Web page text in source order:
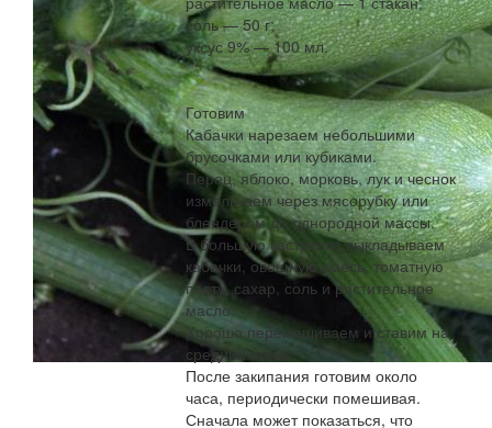
соль — 50 г;
уксус 9% — 100 мл.
Готовим
Кабачки нарезаем небольшими
брусочками или кубиками.
Перец, яблоко, морковь, лук и чеснок
измельчаем через мясорубку или
блендером до однородной массы.
В большую кастрюлю выкладываем
кабачки, овощную смесь, томатную
пасту, сахар, соль и растительное
масло.
Хорошо перемешиваем и ставим на
средний огонь.
После закипания готовим около
часа, периодически помешивая.
Сначала может показаться, что